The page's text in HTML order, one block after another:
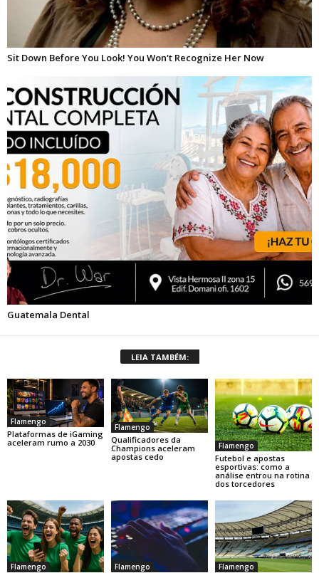
LEIA TAMBÉM:
Flamengo
Plataformas de iGaming
aceleram rumo a 2030
Flamengo
Qualificadores da
Champions aceleram
apostas cedo
Flamengo
Futebol e apostas
esportivas: como a
análise entrou na rotina
dos torcedores
Flamengo Flamengo Flamengo